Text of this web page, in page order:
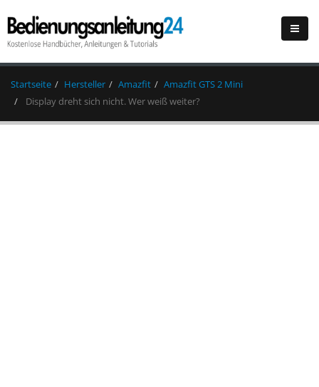
Startseite Hersteller Amazfit
Amazfit GTS 2 Mini
Display dreht sich nicht. Wer weiß weiter?